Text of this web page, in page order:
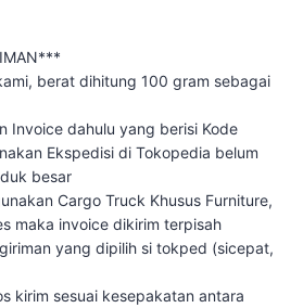
berat dihitung 100 gram sebagai
Invoice dahulu yang berisi Kode
Ekspedisi di Tokopedia belum
besar
Cargo Truck Khusus Furniture,
maka invoice dikirim terpisah
yang dipilih si tokped (sicepat,
kirim sesuai kesepakatan antara